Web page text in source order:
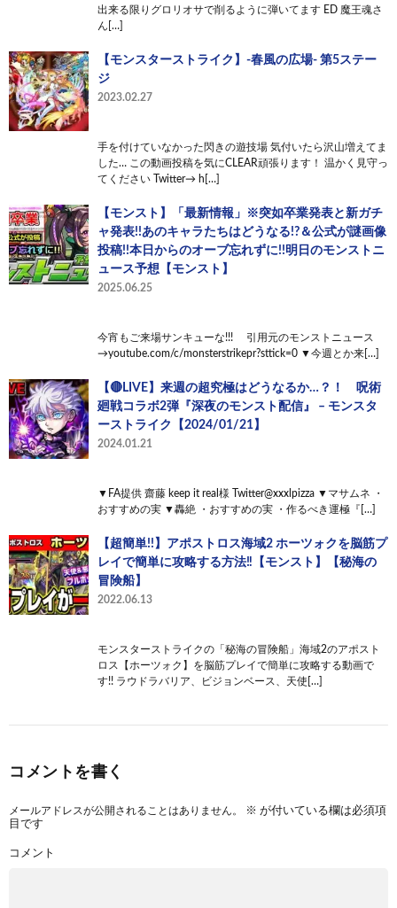
出来る限りグロリオサで削るように弾いてます ED 魔王魂さ
ん[…]
【モンスターストライク】-春風の広場- 第5ステー
ジ
2023.02.27
手を付けていなかった閃きの遊技場 気付いたら沢山増えてま
した… この動画投稿を気にCLEAR頑張ります！ 温かく見守っ
てください Twitter→ h[…]
【モンスト】「最新情報」※突如卒業発表と新ガチ
ャ発表!!あのキャラたちはどうなる!?＆公式が謎画像
投稿!!本日からのオーブ忘れずに!!明日のモンストニ
ュース予想【モンスト】
2025.06.25
今宵もご来場サンキューな!!! 引用元のモンストニュース
→youtube.com/c/monsterstrikepr?sttick=0 ▼今週とか来[…]
【🔴LIVE】来週の超究極はどうなるか…？！ 呪術
廻戦コラボ2弾『深夜のモンスト配信』 – モンスタ
ーストライク【2024/01/21】
2024.01.21
▼FA提供 齋藤 keep it real様 Twitter@xxxlpizza ▼マサムネ ・
おすすめの実 ▼轟絶 ・おすすめの実 ・作るべき運極『[…]
【超簡単!!】アポストロス海域2 ホーツォクを脳筋プ
レイで簡単に攻略する方法‼︎【モンスト】【秘海の
冒険船】
2022.06.13
モンスターストライクの「秘海の冒険船」海域2のアポスト
ロス【ホーツォク】を脳筋プレイで簡単に攻略する動画で
す!! ラウドラバリア、ビジョンベース、天使[…]
コメントを書く
メールアドレスが公開されることはありません。 ※ が付いている欄は必須項
目です
コメント